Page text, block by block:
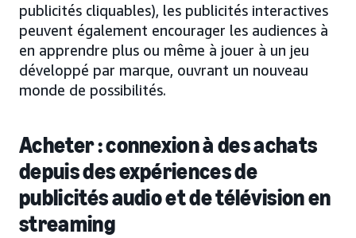
publicités cliquables), les publicités interactives
peuvent également encourager les audiences à
en apprendre plus ou même à jouer à un jeu
développé par marque, ouvrant un nouveau
monde de possibilités.
Acheter : connexion à des achats
depuis des expériences de
publicités audio et de télévision en
streaming